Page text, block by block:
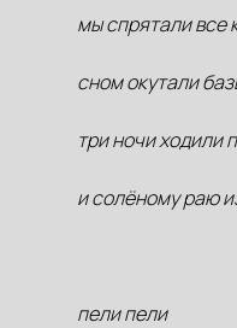
мы спрятали все
сном окутали
три ночи ходили
и солёному раю
пели пели